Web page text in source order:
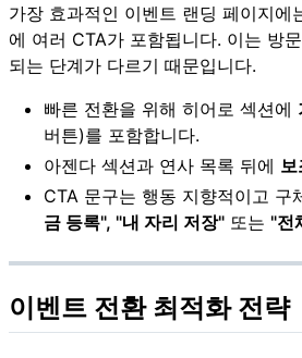
가장 효과적인 이벤트 랜딩 페이지에
에 여러 CTA가 포함됩니다. 이는 방
되는 단계가 다르기 때문입니다.
빠른 전환을 위해 히어로 섹션에
버튼)를 포함합니다.
아젠다 섹션과 연사 목록 뒤에
CTA 문구는 행동 지향적이고 구
금 등록", "내 자리 저장" 또는 "전
이벤트 전환 최적화 전략